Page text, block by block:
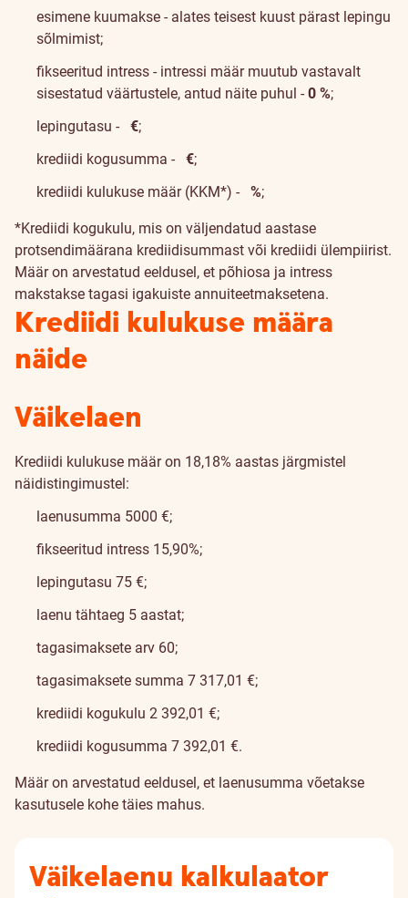
esimene kuumakse - alates teisest kuust pärast lepingu
sõlmimist;
fikseeritud intress - intressi määr muutub vastavalt
sisestatud väärtustele, antud näite puhul - 0 %;
lepingutasu -
€;
krediidi kogusumma -
€;
krediidi kulukuse määr (KKM*) -
%;
*Krediidi kogukulu, mis on väljendatud aastase
protsendimäärana krediidisummast või krediidi ülempiirist.
Määr on arvestatud eeldusel, et põhiosa ja intress
makstakse tagasi igakuiste annuiteetmaksetena.
Krediidi kulukuse määra
näide
Väikelaen
Krediidi kulukuse määr on 18,18% aastas järgmistel
näidistingimustel:
laenusumma 5000 €;
fikseeritud intress 15,90%;
lepingutasu 75 €;
laenu tähtaeg 5 aastat;
tagasimaksete arv 60;
tagasimaksete summa 7 317,01 €;
krediidi kogukulu 2 392,01 €;
krediidi kogusumma 7 392,01 €.
Määr on arvestatud eeldusel, et laenusumma võetakse
kasutusele kohe täies mahus.
Väikelaenu kalkulaator